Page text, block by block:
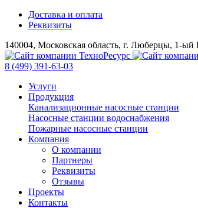
Доставка и оплата
Реквизиты
140004, Московская область, г. Люберцы, 1-ый
8 (499) 391-63-03
Услуги
Продукция
Канализационные насосные станции
Насосные станции водоснабжения
Пожарные насосные станции
Компания
О компании
Партнеры
Реквизиты
Отзывы
Проекты
Контакты